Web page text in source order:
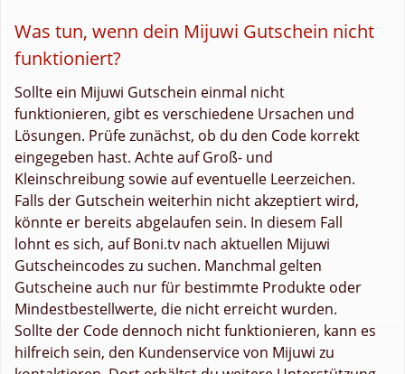
Was tun, wenn dein Mijuwi Gutschein nicht
funktioniert?
Sollte ein Mijuwi Gutschein einmal nicht
funktionieren, gibt es verschiedene Ursachen und
Lösungen. Prüfe zunächst, ob du den Code korrekt
eingegeben hast. Achte auf Groß- und
Kleinschreibung sowie auf eventuelle Leerzeichen.
Falls der Gutschein weiterhin nicht akzeptiert wird,
könnte er bereits abgelaufen sein. In diesem Fall
lohnt es sich, auf Boni.tv nach aktuellen Mijuwi
Gutscheincodes zu suchen. Manchmal gelten
Gutscheine auch nur für bestimmte Produkte oder
Mindestbestellwerte, die nicht erreicht wurden.
Sollte der Code dennoch nicht funktionieren, kann es
hilfreich sein, den Kundenservice von Mijuwi zu